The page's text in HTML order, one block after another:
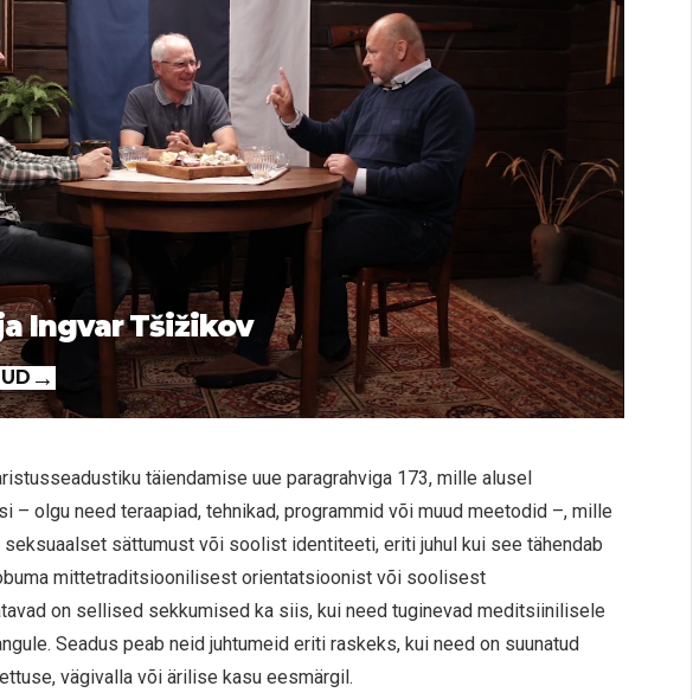
Ingvar Tšižikov
täiendamise uue paragrahviga 173, mille alusel
– olgu need teraapiad, tehnikad, programmid või muud meetodid –, mille
sättumust või soolist identiteeti, eriti juhul kui see tähendab
mittetraditsioonilisest orientatsioonist või soolisest
on sellised sekkumised ka siis, kui need tuginevad meditsiinilisele
Seadus peab neid juhtumeid eriti raskeks, kui need on suunatud
vägivalla või ärilise kasu eesmärgil.